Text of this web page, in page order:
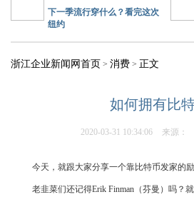
下一季流行穿什么？看完这次
纽约
浙江企业新闻网首页 > 消费 > 正文
如何拥有比
2020-03-31 10:34:06 来源：
今天，就跟大家分享一个靠比特币发家的
老韭菜们还记得Erik Finman（芬曼）吗？